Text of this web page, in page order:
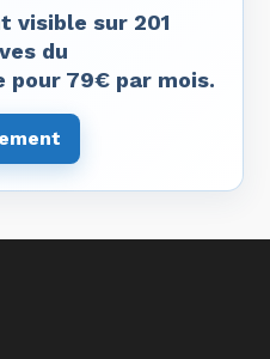
visible sur 201
du
pour 79€ par mois.